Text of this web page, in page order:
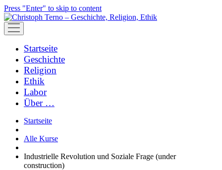
Press "Enter" to skip to content
open
menu
Startseite
Geschichte
Religion
Ethik
Labor
Über …
Startseite
Alle Kurse
Industrielle Revolution und Soziale Frage (under
construction)